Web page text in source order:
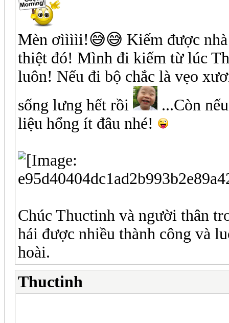
Mèn ơììììi!😅😅 Kiếm được nhà
thiệt đó! Mình đi kiếm từ lúc
luôn! Nếu đi bộ chắc là vẹo
sống lưng hết rồi
...Còn
liệu hổng ít đâu nhé!
Chúc Thuctinh và người thân
hái được nhiều thành công và
hoài.
Thuctinh